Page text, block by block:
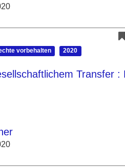
vorbehalten 2020
Transfer :